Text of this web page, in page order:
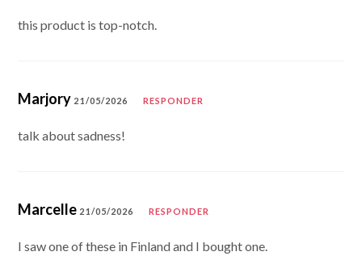
this product is top-notch.
Marjory 21/05/2026 RESPONDER
talk about sadness!
Marcelle 21/05/2026 RESPONDER
I saw one of these in Finland and I bought one.